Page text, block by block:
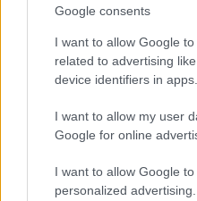
Google consents
I want to allow Google
related to advertising
device identifiers in apps.
I want to allow my user
Google for online
I want to allow Google
personalized advertising.
A hentesnél ismét ránk
szelet" - amit most kicsit
mint máskor. A
narancs volt, illetve a
fokhagymát tisztítás
majd a gyömbért…